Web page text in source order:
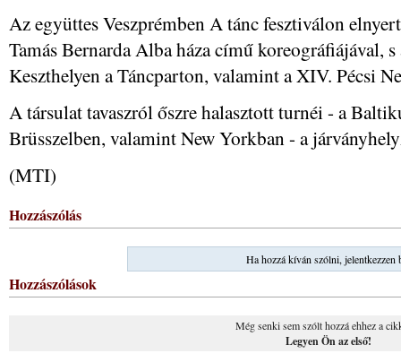
Az együttes Veszprémben A tánc fesztiválon
Tamás Bernarda Alba háza című koreográfiájával,
Keszthelyen a Táncparton, valamint a XIV. Pécsi
A társulat tavaszról őszre halasztott turnéi - a
Brüsszelben, valamint New Yorkban - a
(MTI)
Hozzászólás
Ha hozzá kíván szólni, jelentkezzen
Hozzászólások
Még senki sem szólt hozzá ehhez a
Legyen Ön az első!